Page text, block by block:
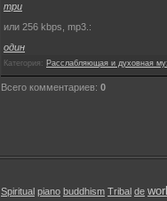
три
или 256 kbps, mp3.:
один
Категория: Расслабляющая и духовная
Всего комментариев: 0
Spiritual piano buddhism Tribal de